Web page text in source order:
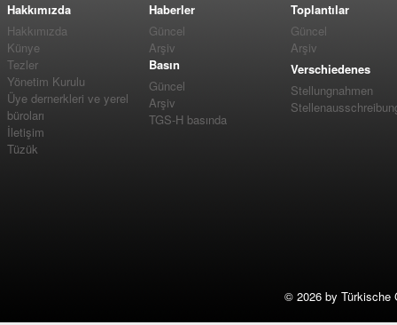
Hakkımızda
Hakkımızda
Künye
Tezler
Yönetim Kurulu
Üye dernerkleri ve yerel
büroları
İletişim
Tüzük
Haberler
Güncel
Arşiv
Basın
Güncel
Arşiv
TGS-H basında
Toplantılar
Güncel
Arşiv
Verschiedenes
Stellungnahmen
© 2026 by Türkische